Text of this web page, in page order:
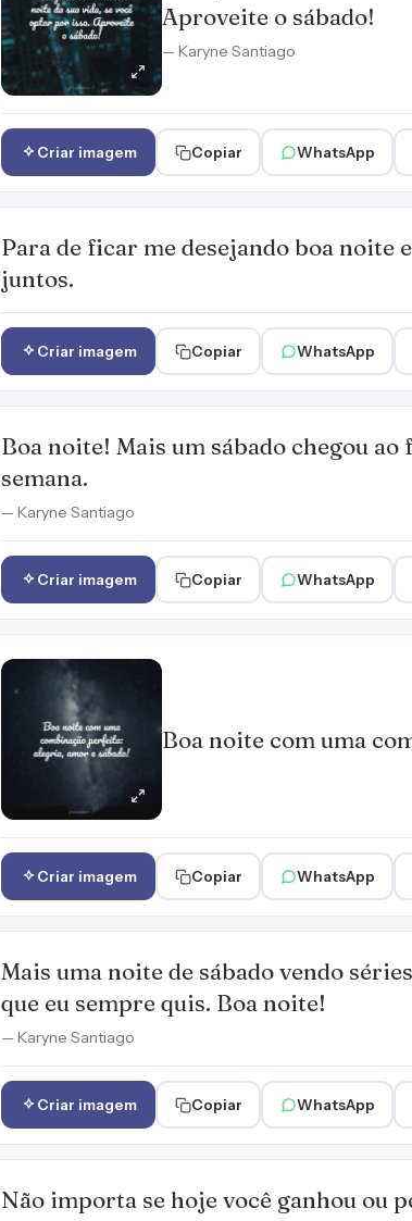
Aproveite o sábado!
— Karyne Santiago
Criar imagem Copiar WhatsApp
Para de ficar me desejando boa noite
juntos.
Criar imagem Copiar WhatsApp
Boa noite! Mais um sábado chegou
semana.
— Karyne Santiago
Criar imagem Copiar WhatsApp
Boa noite com uma
Criar imagem Copiar WhatsApp
Mais uma noite de sábado vendo
que eu sempre quis. Boa noite!
— Karyne Santiago
Criar imagem Copiar WhatsApp
Não importa se hoje você ganhou ou